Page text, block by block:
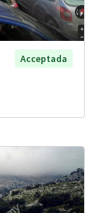
Acceptada